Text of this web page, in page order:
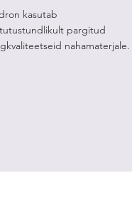
kasutab
pargitud
nahamaterjale.